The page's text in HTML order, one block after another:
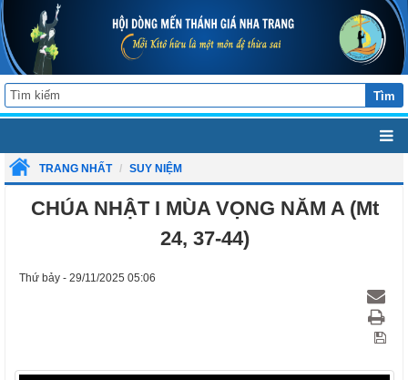
Tìm
TRANG NHẤT SUY NIỆM
CHÚA NHẬT I MÙA VỌNG NĂM A (Mt
24, 37-44)
Thứ bảy - 29/11/2025 05:06